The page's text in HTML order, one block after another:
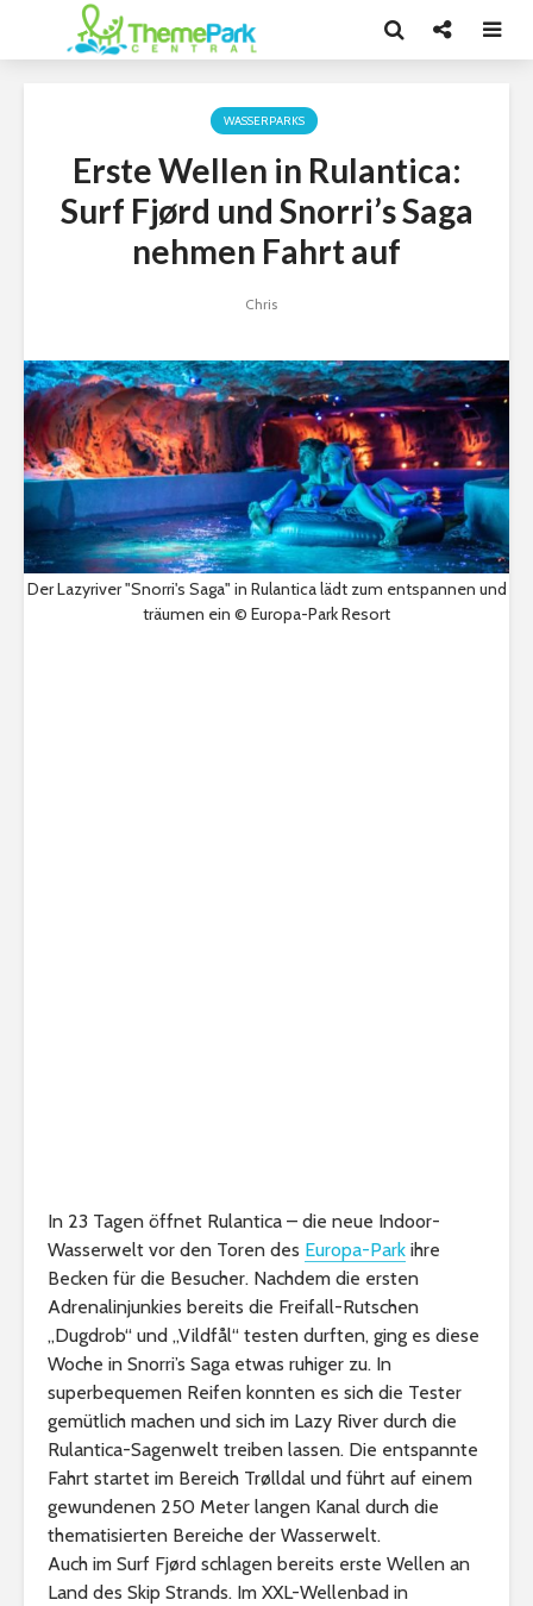
WASSERPARKS
Erste Wellen in Rulantica:
Surf Fjørd und Snorri’s Saga
nehmen Fahrt auf
Chris
Der Lazyriver "Snorri's Saga" in Rulantica lädt zum entspannen und
träumen ein © Europa-Park Resort
In 23 Tagen öffnet Rulantica – die neue Indoor-
Wasserwelt vor den Toren des Europa-Park ihre
Becken für die Besucher. Nachdem die ersten
Adrenalinjunkies bereits die Freifall-Rutschen
„Dugdrob“ und „Vildfål“ testen durften, ging es diese
Woche in Snorri’s Saga etwas ruhiger zu. In
superbequemen Reifen konnten es sich die Tester
gemütlich machen und sich im Lazy River durch die
Rulantica-Sagenwelt treiben lassen. Die entspannte
Fahrt startet im Bereich Trølldal und führt auf einem
gewundenen 250 Meter langen Kanal durch die
thematisierten Bereiche der Wasserwelt.
Auch im Surf Fjørd schlagen bereits erste Wellen an
Land des Skip Strands. Im XXL-Wellenbad in